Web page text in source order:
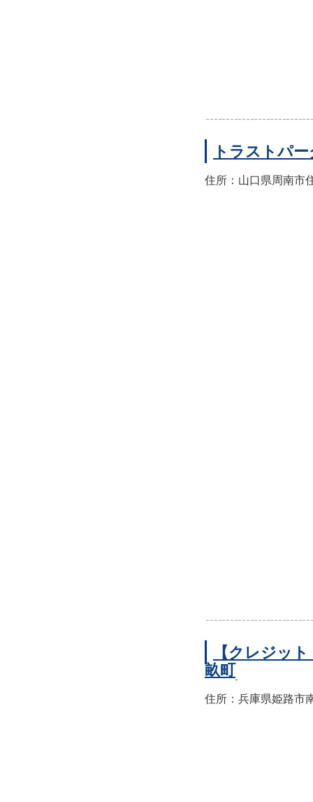
トラストパ
住所：山口県周南市
【クレジッ
畝町
住所：兵庫県姫路市